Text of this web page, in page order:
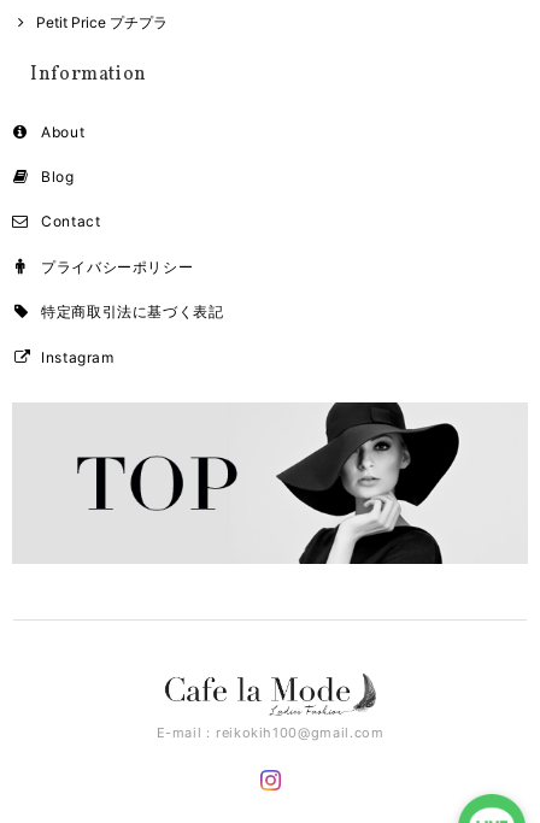
Petit Price プチプラ
Information
About
Blog
Contact
プライバシーポリシー
特定商取引法に基づく表記
Instagram
E-mail： reikokih100@gmail.com